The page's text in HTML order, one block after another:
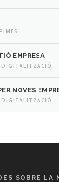
EMPRESA
NOVES
SOBRE LA